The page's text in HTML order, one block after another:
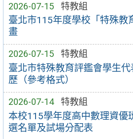
2026-07-15 特教組
臺北市115年度學校「特殊教
畫
2026-07-15 特教組
臺北市特殊教育評鑑會學生
歷（參考格式）
2026-07-14 特教組
本校115學年度高中數理資優
選名單及試場分配表